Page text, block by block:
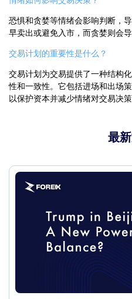
恐惧和贪婪等情绪会影响判断，
早卖出或避免入市，而贪婪则会
交易计划的重要性是什么？
交易计划为交易提供了一种结构
性和一致性。它包括进场和出场
以保护资本并减少情绪对交易决策
最